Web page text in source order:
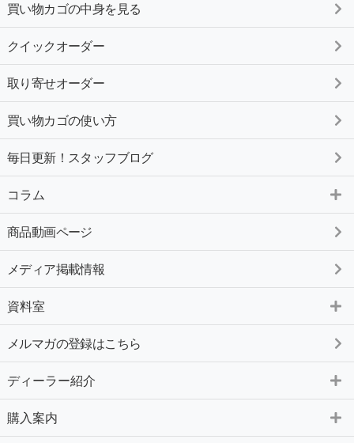
買い物カゴの中身を見る
クイックオーダー
取り寄せオーダー
買い物カゴの使い方
毎日更新！スタッフブログ
コラム
商品動画ページ
メディア掲載情報
資料室
メルマガの登録はこちら
ディーラー紹介
購入案内